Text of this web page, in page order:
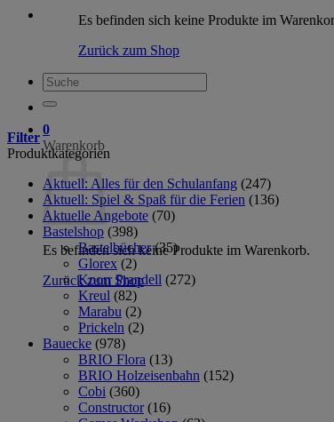
Es befinden sich keine Produkte im
Zurück zum Shop
Suche
nach:
0
Warenkorb
Es befinden sich keine Produkte im Warenkorb.
Zurück zum Shop
Filter
Produktkategorien
Aktuell: Alles für den Schulanfang (247)
Aktuell: Spiel & Spaß für die Ferien (136)
Aktuelle Angebote (70)
Bastelshop (398)
Bastelbücher (35)
Glorex (2)
Knorr Prandell (272)
Kreul (82)
Marabu (2)
Prickeln (2)
Bauecke (978)
BRIO Flora (13)
BRIO Holzeisenbahn (152)
Cobi (360)
Constructor (16)